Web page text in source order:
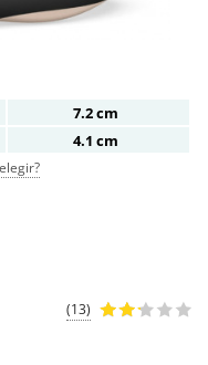
7.2 cm
4.1 cm
(13)